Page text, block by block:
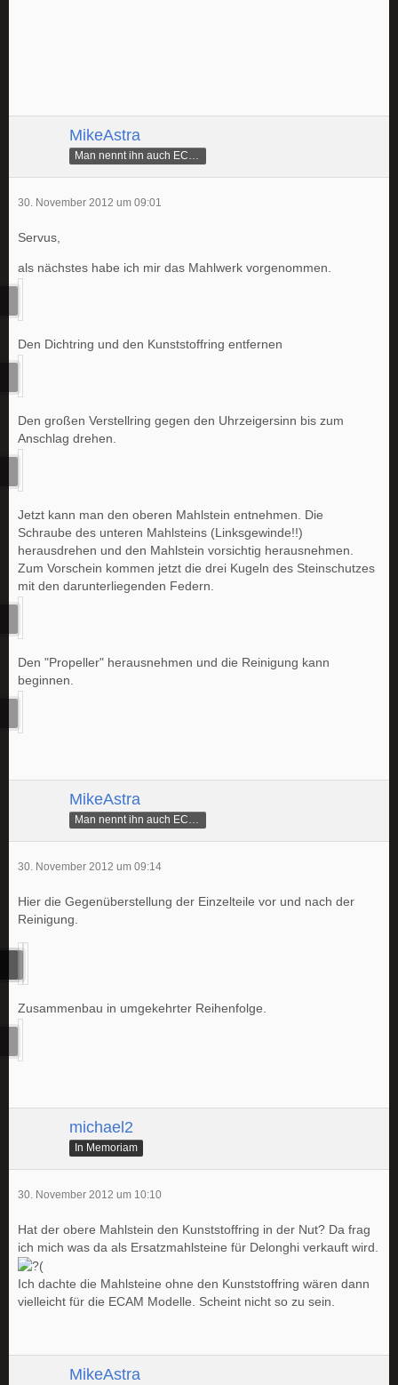
MikeAstra
Man nennt ihn auch ECAMike
30. November 2012 um 09:01
Servus,
als nächstes habe ich mir das Mahlwerk vorgenommen.
Den Dichtring und den Kunststoffring entfernen
Den großen Verstellring gegen den Uhrzeigersinn bis zum
Anschlag drehen.
Jetzt kann man den oberen Mahlstein entnehmen. Die
Schraube des unteren Mahlsteins (Linksgewinde!!)
herausdrehen und den Mahlstein vorsichtig herausnehmen.
Zum Vorschein kommen jetzt die drei Kugeln des Steinschutzes
mit den darunterliegenden Federn.
Den "Propeller" herausnehmen und die Reinigung kann
beginnen.
MikeAstra
Man nennt ihn auch ECAMike
30. November 2012 um 09:14
Hier die Gegenüberstellung der Einzelteile vor und nach der
Reinigung.
Zusammenbau in umgekehrter Reihenfolge.
michael2
In Memoriam
30. November 2012 um 10:10
Hat der obere Mahlstein den Kunststoffring in der Nut? Da frag
ich mich was da als Ersatzmahlsteine für Delonghi verkauft wird.
Ich dachte die Mahlsteine ohne den Kunststoffring wären dann
vielleicht für die ECAM Modelle. Scheint nicht so zu sein.
MikeAstra